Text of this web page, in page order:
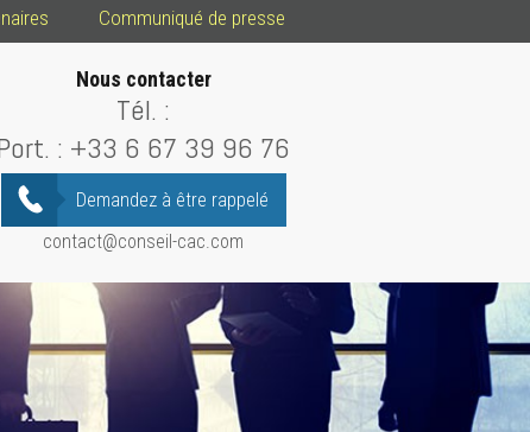
Communiqué de presse
Nous contacter
Tél. :
: +33 6 67 39 96 76
Demandez à être rappelé
contact@conseil-cac.com